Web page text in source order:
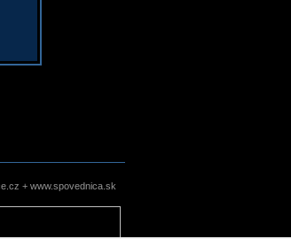
+ www.spovednica.sk